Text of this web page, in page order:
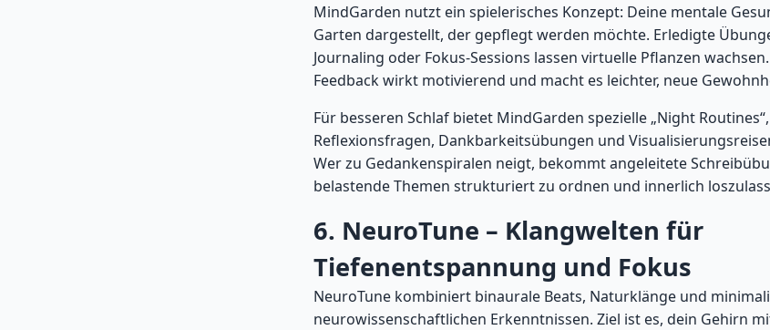
MindGarden nutzt ein spielerisches Konzept: Deine mentale
Garten dargestellt, der gepflegt werden möchte. Erledigte
Journaling oder Fokus-Sessions lassen virtuelle Pflanzen
Feedback wirkt motivierend und macht es leichter, neue
Für besseren Schlaf bietet MindGarden spezielle „Night
Reflexionsfragen, Dankbarkeitsübungen und
Wer zu Gedankenspiralen neigt, bekommt angeleitete
belastende Themen strukturiert zu ordnen und innerlich
6. NeuroTune – Klangwelten für
Tiefenentspannung und Fokus
NeuroTune kombiniert binaurale Beats, Naturklänge und
neurowissenschaftlichen Erkenntnissen. Ziel ist es, dein Gehirn